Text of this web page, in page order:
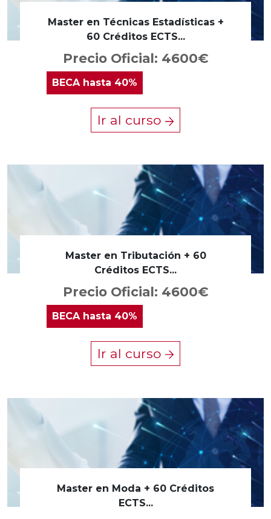
Master en Técnicas Estadísticas +
60 Créditos ECTS...
Precio Oficial: 4600€
BECAhasta 40%
Ir al curso
Master en Tributación + 60
Créditos ECTS...
Precio Oficial: 4600€
BECA hasta 40%
Ir al curso
Master en Moda + 60 Créditos
ECTS...